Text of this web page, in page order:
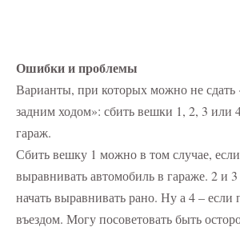
Ошибки и проблемы
Варианты, при которых можно не сдать
задним ходом»: сбить вешки 1, 2, 3 или
гараж.
Сбить вешку 1 можно в том случае,
выравнивать автомобиль в гараже. 2 и
начать выравнивать рано. Ну а 4 – если
въездом. Могу посоветовать быть